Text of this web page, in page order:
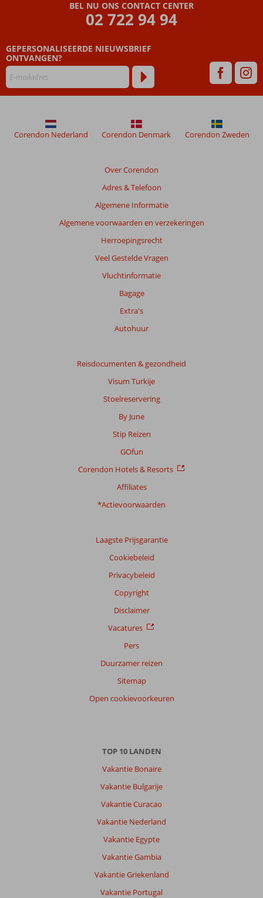
48
maanden
worden
meer
de
BEL NU ONS CONTACT CENTER
02 722 94 94
GEPERSONALISEERDE NIEUWSBRIEF
ONTVANGEN?
Over Corendon
Adres & Telefoon
Algemene Informatie
Algemene voorwaarden en verzekeringen
Herroepingsrecht
Veel Gestelde Vragen
Vluchtinformatie
Bagage
Extra's
Autohuur
Reisdocumenten & gezondheid
Visum Turkije
Stoelreservering
By June
Stip Reizen
GOfun
Corendon Hotels & Resorts
Affiliates
*Actievoorwaarden
Laagste Prijsgarantie
Cookiebeleid
Privacybeleid
Copyright
Disclaimer
Vacatures
Pers
Duurzamer reizen
Sitemap
Open cookievoorkeuren
Corendon Nederland Corendon Denmark Corendon Zweden
TOP 10 LANDEN
Vakantie Bonaire
Vakantie Bulgarije
Vakantie Curacao
Vakantie Nederland
Vakantie Egypte
Vakantie Gambia
Vakantie Griekenland
Vakantie Portugal